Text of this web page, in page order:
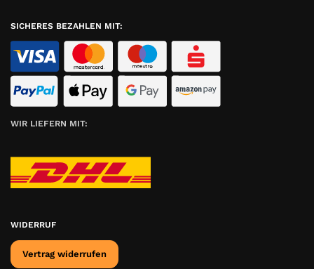
SICHERES BEZAHLEN MIT:
WIR LIEFERN MIT:
WIDERRUF
Vertrag widerrufen